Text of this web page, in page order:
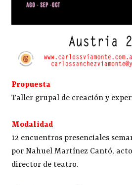
Propuesta
Taller grupal de creación y
Modalidad
12 encuentros presenciales
por Nahuel Martínez Cantó,
director de teatro.